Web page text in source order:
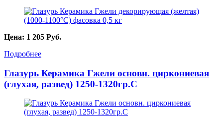
Цена: 1 205 Руб.
Подробнее
Глазурь Керамика Гжели основн. циркониевая
(глухая, развед) 1250-1320гр.С